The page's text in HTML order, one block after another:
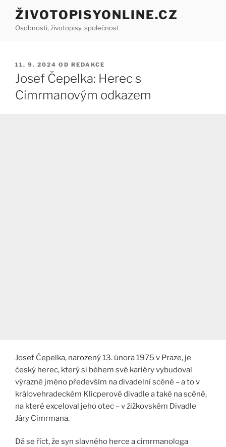
Přejít
obsahu
ŽIVOTOPISYONLINE.CZ
Osobnosti, životopisy, společnost
PUBLIKOVÁNO
11. 9. 2024 OD REDAKCE
Josef Čepelka: Herec s
Cimrmanovým odkazem
Josef Čepelka, narozený 13. února 1975 v Praze, je
český herec, který si během své kariéry vybudoval
výrazné jméno především na divadelní scéně – a to v
královehradeckém Klicperově divadle a také na scéně,
na které exceloval jeho otec – v žižkovském Divadle
Járy Cimrmana.
Dá se říct, že syn slavného herce a cimrmanologa